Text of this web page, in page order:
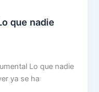
que nadie
Lo que nadie
ya se ha